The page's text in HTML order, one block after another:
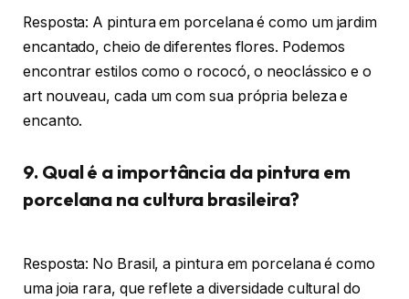
Resposta: A pintura em porcelana é como um jardim
encantado, cheio de diferentes flores. Podemos
encontrar estilos como o rococó, o neoclássico e o
art nouveau, cada um com sua própria beleza e
encanto.
9. Qual é a importância da pintura em
porcelana na cultura brasileira?
Resposta: No Brasil, a pintura em porcelana é como
uma joia rara, que reflete a diversidade cultural do